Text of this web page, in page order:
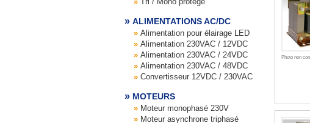
ALIMENTATIONS AC/DC
Alimentation pour élairage LED
Alimentation 230VAC / 12VDC
Alimentation 230VAC / 24VDC
Alimentation 230VAC / 48VDC
Convertisseur 12VDC / 230VAC
MOTEURS
Moteur monophasé 230V
Moteur asynchrone triphasé
Photo non